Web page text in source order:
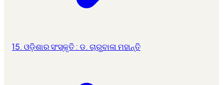
15. ଓଡ଼ିଶାର ସଂସ୍କୃତି : ଡ. ଚାରୁବାଳା ମହାନ୍ତି